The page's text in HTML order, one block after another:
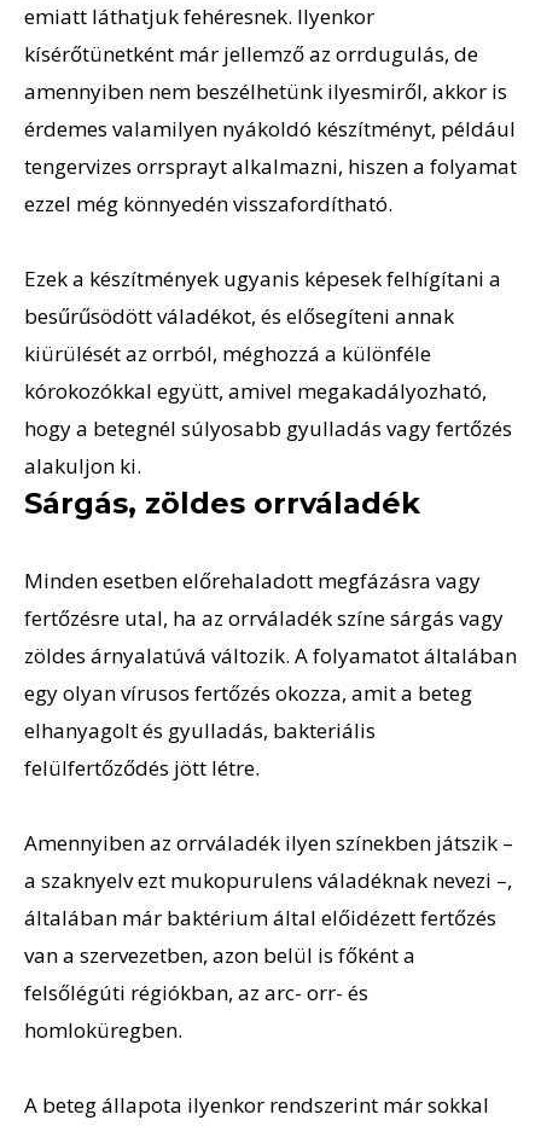
emiatt láthatjuk fehéresnek. Ilyenkor
kísérőtünetként már jellemző az orrdugulás, de
amennyiben nem beszélhetünk ilyesmiről, akkor is
érdemes valamilyen nyákoldó készítményt, például
tengervizes orrsprayt alkalmazni, hiszen a folyamat
ezzel még könnyedén visszafordítható.
Ezek a készítmények ugyanis képesek felhígítani a
besűrűsödött váladékot, és elősegíteni annak
kiürülését az orrból, méghozzá a különféle
kórokozókkal együtt, amivel megakadályozható,
hogy a betegnél súlyosabb gyulladás vagy fertőzés
alakuljon ki.
Sárgás, zöldes orrváladék
Minden esetben előrehaladott megfázásra vagy
fertőzésre utal, ha az orrváladék színe sárgás vagy
zöldes árnyalatúvá változik. A folyamatot általában
egy olyan vírusos fertőzés okozza, amit a beteg
elhanyagolt és gyulladás, bakteriális
felülfertőződés jött létre.
Amennyiben az orrváladék ilyen színekben játszik –
a szaknyelv ezt mukopurulens váladéknak nevezi –,
általában már baktérium által előidézett fertőzés
van a szervezetben, azon belül is főként a
felsőlégúti régiókban, az arc- orr- és
homloküregben.
A beteg állapota ilyenkor rendszerint már sokkal